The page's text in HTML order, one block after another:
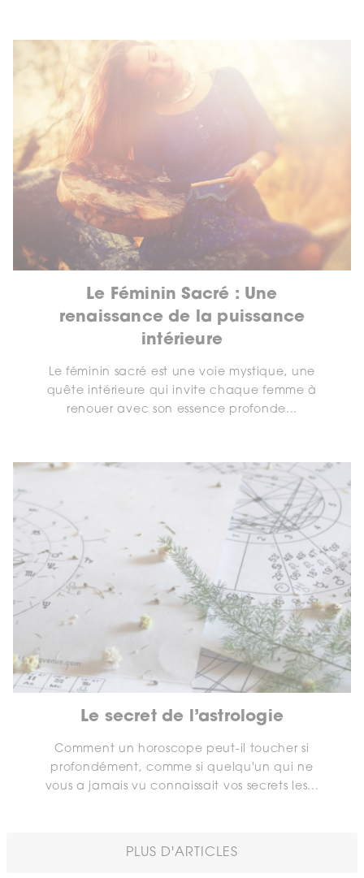
Le Féminin Sacré : Une
renaissance de la puissance
intérieure
Le féminin sacré est une voie mystique, une
quête intérieure qui invite chaque femme à
renouer avec son essence profonde...
Le secret de l’astrologie
Comment un horoscope peut-il toucher si
profondément, comme si quelqu'un qui ne
vous a jamais vu connaissait vos secrets les...
PLUS D'ARTICLES